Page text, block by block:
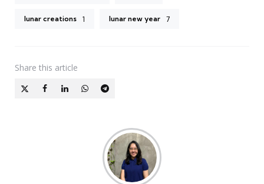
lunar creations 1 lunar new year 7
Share this article